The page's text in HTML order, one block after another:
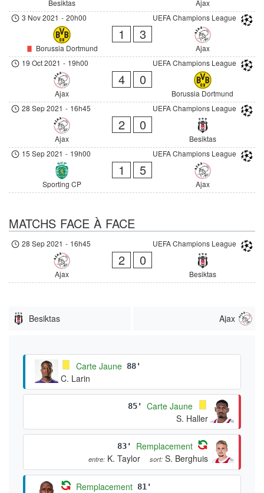
Besiktas
Ajax
UEFA Champions League
3 Nov 2021 - 20h00
Borussia Dortmund
1 3
Ajax
UEFA Champions League
19 Oct 2021 - 19h00
Ajax
4 0
Borussia Dortmund
UEFA Champions League
28 Sep 2021 - 16h45
Ajax
2 0
Besiktas
UEFA Champions League
15 Sep 2021 - 19h00
Sporting CP
1 5
Ajax
MATCHS FACE À FACE
UEFA Champions League
28 Sep 2021 - 16h45
Ajax
2 0
Besiktas
Besiktas Ajax
Carte Jaune 88'
C. Larin
85'
Carte Jaune
S. Haller
83' Remplacement
entre: K. Taylor sort: S. Berghuis
Remplacement 81'